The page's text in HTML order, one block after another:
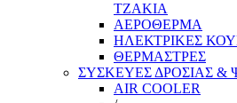
ΤΖΑΚΙΑ
ΑΕΡΟΘΕΡΜΑ
ΗΛΕΚΤΡΙΚΕΣ
ΘΕΡΜΑΣΤΡΕΣ
ΣΥΣΚΕΥΕΣ ΔΡΟΣΙΑΣ &
AIR COOLER